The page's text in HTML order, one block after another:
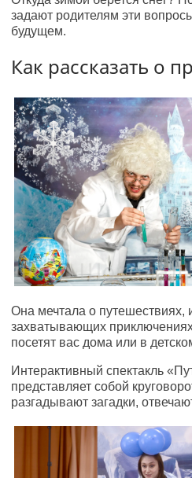
Трюмо "Кирпичики"
задают родителям эти
будущем.
Как рассказать о
Она мечтала о путешествиях,
захватывающих
посетят вас дома или в
Интерактивный спектакль
представляет собой
разгадывают загадки,